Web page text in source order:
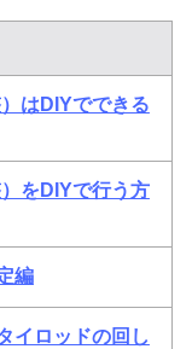
はDIYでできる
をDIYで行う方
編
イロッドの回し